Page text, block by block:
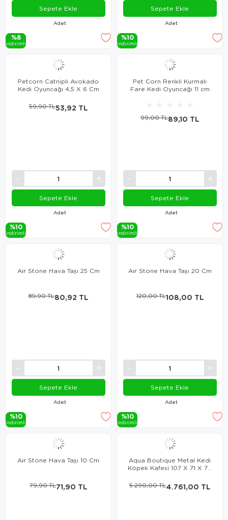
Adet
Sepete Ekle
%8
i̇ndi̇ri̇mli̇
Adet
Sepete Ekle
%10
i̇ndi̇ri̇mli̇
Petcorn Catnipli Avokado
Kedi Oyuncağı 4,5 X 6 Cm
Adet
53,92 TL
59,90 TL
Sepete Ekle
%10
i̇ndi̇ri̇mli̇
Pet Corn Renkli Kurmalı
Fare Kedi Oyuncağı 11 cm
Adet
89,10 TL
99,00 TL
Sepete Ekle
%10
i̇ndi̇ri̇mli̇
Air Stone Hava Taşı 25 Cm
Adet
80,92 TL
89,90 TL
Sepete Ekle
%10
i̇ndi̇ri̇mli̇
Air Stone Hava Taşı 20 Cm
Adet
108,00 TL
120,00 TL
Sepete Ekle
%10
i̇ndi̇ri̇mli̇
Air Stone Hava Taşı 10 Cm
71,90 TL
79,90 TL
Aqua Boutique Metal Kedi
Köpek Kafesi 107 X 71 X 78
4.761,00 TL
5.290,00 TL